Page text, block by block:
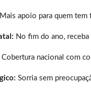
Mais apoio para quem
No fim do ano,
Cobertura nacional com
Sorria sem